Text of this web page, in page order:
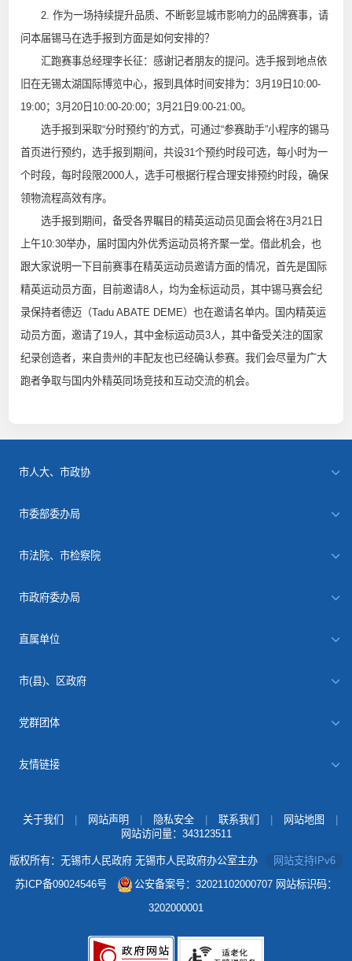
2. 作为一场持续提升品质、不断彰显城市影响力的品牌赛事，请
问本届锡马在选手报到方面是如何安排的？
汇跑赛事总经理李长征：感谢记者朋友的提问。选手报到地点依
旧在无锡太湖国际博览中心，报到具体时间安排为：3月19日10:00-
19:00；3月20日10:00-20:00；3月21日9:00-21:00。
选手报到采取“分时预约”的方式，可通过“参赛助手”小程序的锡马
首页进行预约，选手报到期间，共设31个预约时段可选，每小时为一
个时段，每时段限2000人，选手可根据行程合理安排预约时段，确保
领物流程高效有序。
选手报到期间，备受各界瞩目的精英运动员见面会将在3月21日
上午10:30举办，届时国内外优秀运动员将齐聚一堂。借此机会，也
跟大家说明一下目前赛事在精英运动员邀请方面的情况，首先是国际
精英运动员方面，目前邀请8人，均为金标运动员，其中锡马赛会纪
录保持者德迈（Tadu ABATE DEME）也在邀请名单内。国内精英运
动员方面，邀请了19人，其中金标运动员3人，其中备受关注的国家
纪录创造者，来自贵州的丰配友也已经确认参赛。我们会尽量为广大
跑者争取与国内外精英同场竞技和互动交流的机会。
市人大、市政协
市委部委办局
市法院、市检察院
市政府委办局
直属单位
市(县)、区政府
党群团体
友情链接
关于我们 网站声明 隐私安全 联系我们 网站地图
网站访问量： 343123511
版权所有：无锡市人民政府 无锡市人民政府办公室主办
网站支持IPv6
苏ICP备09024546号
公安备案号：32021102000707 网站标识码：
3202000001